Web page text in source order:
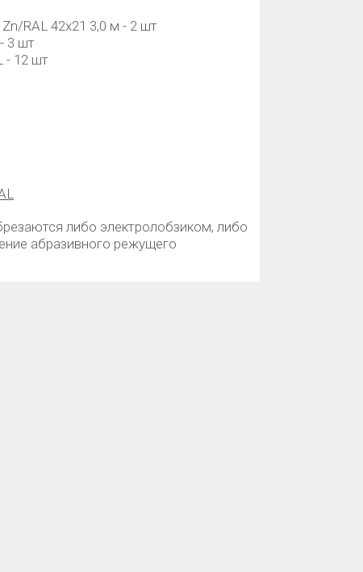
RAL 42х21 3,0 м - 2 шт
3 шт
- 12 шт
либо электролобзиком, либо
абразивного режущего